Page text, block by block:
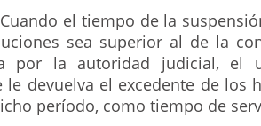
Cuando el tiempo de la
sea superior al de la
por la autoridad judicial, el
le devuelva el excedente de los
período, como tiempo de